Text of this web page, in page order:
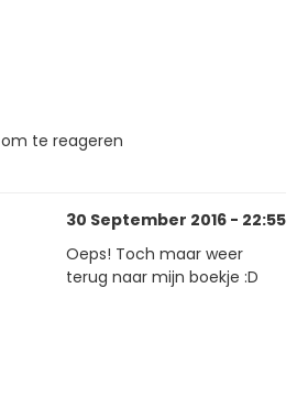
om te reageren
30 September 2016 - 22:55
Oeps! Toch maar weer
terug naar mijn boekje :D